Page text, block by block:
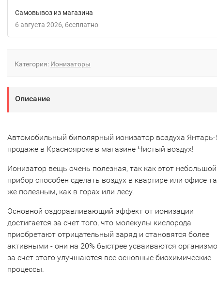
Самовывоз из магазина
6 августа 2026
Бесплатно
Категория: Ионизаторы
Описание
Автомобильный биполярный ионизатор воздуха
продаже в Красноярске в магазине Чистый воздух!
Ионизатор вещь очень полезная, так как этот небольшой
прибор способен сделать воздух в квартире или офисе
же полезным, как в горах или лесу.
Основной оздоравливающий эффект от ионизации
достигается за счет того, что молекулы кислорода
приобретают отрицательный заряд и становятся более
активными - они на 20% быстрее усваиваются
за счет этого улучшаются все основные биохимические
процессы.